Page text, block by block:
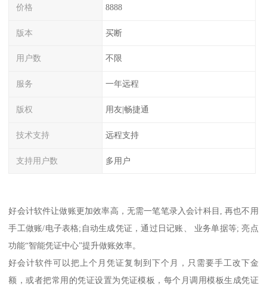
价格 8888
版本 买断
用户数 不限
服务 一年远程
版权 用友|畅捷通
技术支持 远程支持
支持用户数 多用户
好会计软件让做账更加效率高，无需一笔笔录入会计科目, 再也不用
手工做账/电子表格;自动生成凭证，通过日记账、 业务单据等; 亮点
功能“智能凭证中心”提升做账效率。
好会计软件可以把上个月凭证复制到下个月，只需要手工改下金
额，或者把常用的凭证设置为凭证模板，每个月调用模板生成凭证